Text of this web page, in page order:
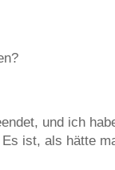
und ich
ist, als hätte